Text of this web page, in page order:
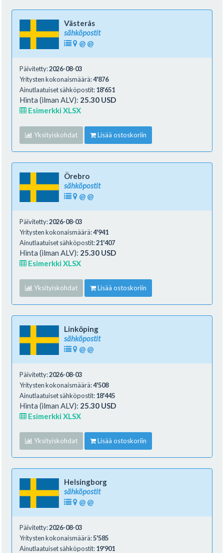
Västerås
sähköpostit
@ @
Päivitetty:2026-08-03
Yritysten kokonaismäärä:4'876
Ainutlaatuiset sähköpostit:18'651
Hinta (ilman ALV): 25.30 USD
Esimerkki XLSX
Yksityiskohdat Lisää ostoskoriin
Örebro
sähköpostit
@ @
Päivitetty:2026-08-03
Yritysten kokonaismäärä:4'941
Ainutlaatuiset sähköpostit:21'407
Hinta (ilman ALV): 25.30 USD
Esimerkki XLSX
Yksityiskohdat Lisää ostoskoriin
Linköping
sähköpostit
@ @
Päivitetty:2026-08-03
Yritysten kokonaismäärä:4'508
Ainutlaatuiset sähköpostit:18'445
Hinta (ilman ALV): 25.30 USD
Esimerkki XLSX
Yksityiskohdat Lisää ostoskoriin
Helsingborg
sähköpostit
@ @
Päivitetty:2026-08-03
Yritysten kokonaismäärä:5'585
Ainutlaatuiset sähköpostit:19'901